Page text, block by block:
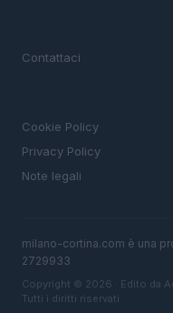
Contattaci
Cookie Policy
Privacy Policy
Note legali
milano-cortina.com è una
2729933
Copyright © 2026 · Edito da
Tutti i diritti riservati